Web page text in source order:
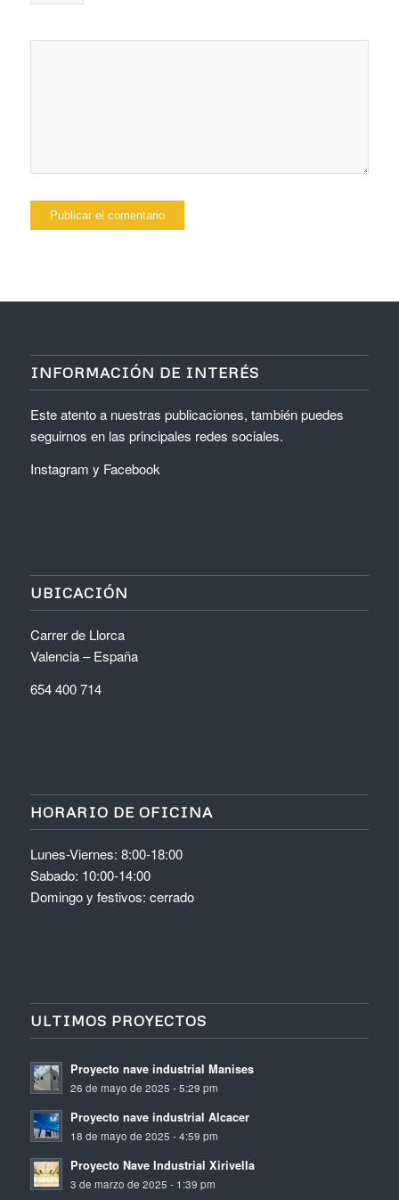
INFORMACIÓN DE INTERÉS
Este atento a nuestras publicaciones, también puedes
seguirnos en las principales redes sociales.
Instagram y Facebook
UBICACIÓN
Carrer de Llorca
Valencia – España
654 400 714
HORARIO DE OFICINA
Lunes-Viernes: 8:00-18:00
Sabado: 10:00-14:00
Domingo y festivos: cerrado
ULTIMOS PROYECTOS
Proyecto nave industrial Manises
26 de mayo de 2025 - 5:29 pm
Proyecto nave industrial Alcacer
18 de mayo de 2025 - 4:59 pm
Proyecto Nave Industrial Xirivella
3 de marzo de 2025 - 1:39 pm